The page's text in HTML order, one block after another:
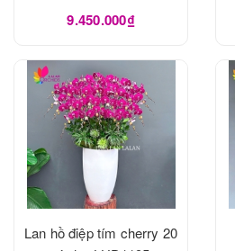
9.450.000₫
Lan hồ điệp tím cherry 20